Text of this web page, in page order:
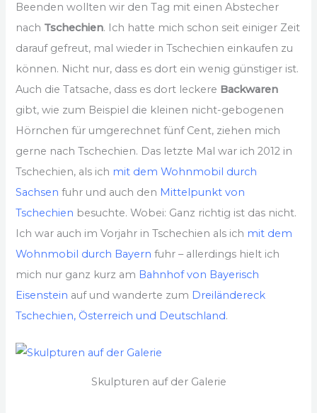
Beenden wollten wir den Tag mit einen Abstecher
nach Tschechien. Ich hatte mich schon seit einiger Zeit
darauf gefreut, mal wieder in Tschechien einkaufen zu
können. Nicht nur, dass es dort ein wenig günstiger ist.
Auch die Tatsache, dass es dort leckere Backwaren
gibt, wie zum Beispiel die kleinen nicht-gebogenen
Hörnchen für umgerechnet fünf Cent, ziehen mich
gerne nach Tschechien. Das letzte Mal war ich 2012 in
Tschechien, als ich mit dem Wohnmobil durch
Sachsen fuhr und auch den Mittelpunkt von
Tschechien besuchte. Wobei: Ganz richtig ist das nicht.
Ich war auch im Vorjahr in Tschechien als ich mit dem
Wohnmobil durch Bayern fuhr – allerdings hielt ich
mich nur ganz kurz am Bahnhof von Bayerisch
Eisenstein auf und wanderte zum Dreiländereck
Tschechien, Österreich und Deutschland.
Skulpturen auf der Galerie